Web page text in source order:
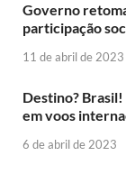
Governo
participação
11 de abril de 2023
Destino? Brasil!
em voos
6 de abril de 2023